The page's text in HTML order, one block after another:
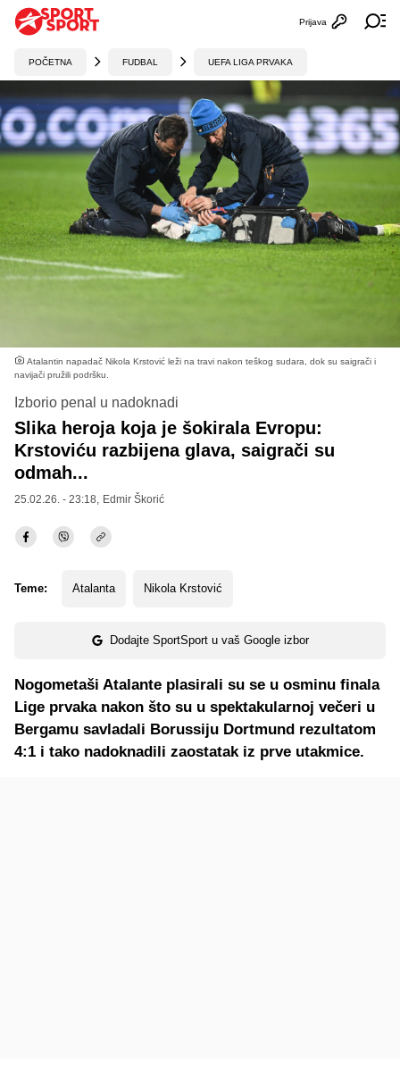
Otvori
Prijava
POČETNA FUDBAL UEFA LIGA PRVAKA
Atalantin napadač Nikola Krstović leži na travi nakon teškog sudara, dok su saigrači i
navijači pružili podršku.
Izborio penal u nadoknadi
Slika heroja koja je šokirala Evropu:
Krstoviću razbijena glava, saigrači su
odmah...
25.02.26. - 23:18, Edmir Škorić
Teme: Atalanta Nikola Krstović
Dodajte SportSport u vaš Google izbor
Nogometaši Atalante plasirali su se u osminu finala
Lige prvaka nakon što su u spektakularnoj večeri u
Bergamu savladali Borussiju Dortmund rezultatom
4:1 i tako nadoknadili zaostatak iz prve utakmice.